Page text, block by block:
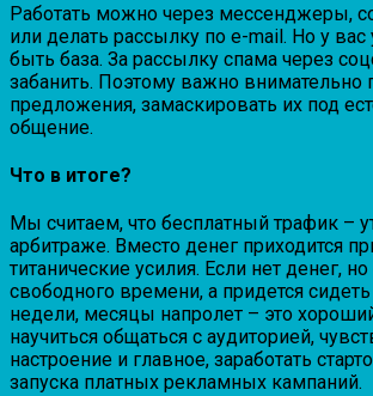
Работать можно через мессенджеры,
или делать рассылку по e-mail. Но у
быть база. За рассылку спама через
забанить. Поэтому важно внимательно
предложения, замаскировать их под
общение.
Что в итоге?
Мы считаем, что бесплатный трафик –
арбитраже. Вместо денег приходится
титанические усилия. Если нет денег,
свободного времени, а придется
недели, месяцы напролет – это
научиться общаться с аудиторией,
настроение и главное, заработать
запуска платных рекламных кампаний.